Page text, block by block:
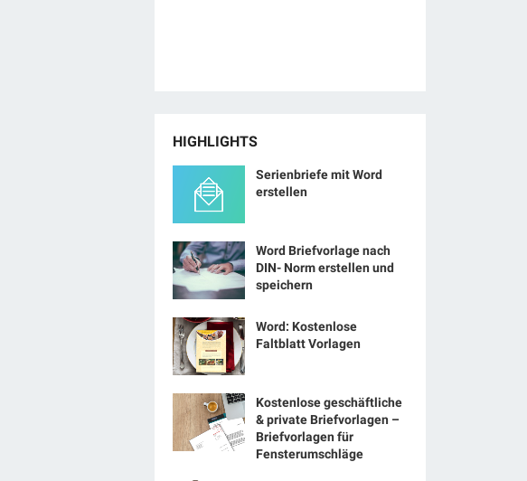
HIGHLIGHTS
Serienbriefe mit Word
erstellen
Word Briefvorlage nach
DIN- Norm erstellen und
speichern
Word: Kostenlose
Faltblatt Vorlagen
Kostenlose geschäftliche
& private Briefvorlagen –
Briefvorlagen für
Fensterumschläge